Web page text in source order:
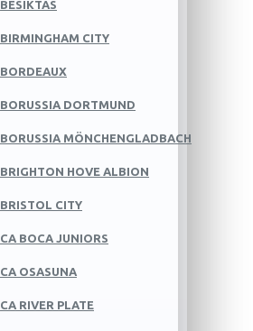
BESIKTAS
BIRMINGHAM CITY
BORDEAUX
BORUSSIA DORTMUND
BORUSSIA MÖNCHENGLADBACH
BRIGHTON HOVE ALBION
BRISTOL CITY
CA BOCA JUNIORS
CA OSASUNA
CA RIVER PLATE